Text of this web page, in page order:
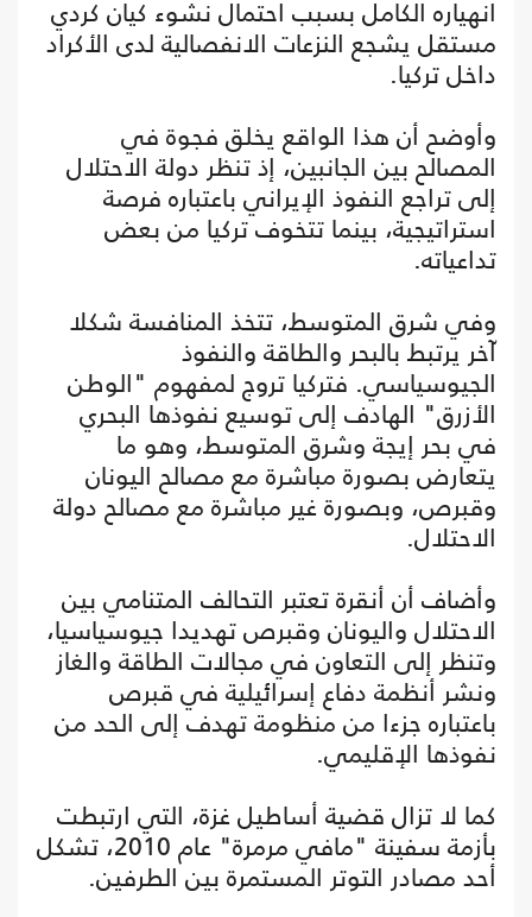
انهياره الكامل بسبب احتمال نشوء كيان كردي
مستقل يشجع النزعات الانفصالية لدى الأكراد
داخل تركيا.
وأوضح أن هذا الواقع يخلق فجوة في
المصالح بين الجانبين، إذ تنظر دولة الاحتلال
إلى تراجع النفوذ الإيراني باعتباره فرصة
استراتيجية، بينما تتخوف تركيا من بعض
تداعياته.
وفي شرق المتوسط، تتخذ المنافسة شكلا
آخر يرتبط بالبحر والطاقة والنفوذ
الجيوسياسي. فتركيا تروج لمفهوم "الوطن
الأزرق" الهادف إلى توسيع نفوذها البحري
في بحر إيجة وشرق المتوسط، وهو ما
يتعارض بصورة مباشرة مع مصالح اليونان
وقبرص، وبصورة غير مباشرة مع مصالح دولة
الاحتلال.
وأضاف أن أنقرة تعتبر التحالف المتنامي بين
الاحتلال واليونان وقبرص تهديدا جيوسياسيا،
وتنظر إلى التعاون في مجالات الطاقة والغاز
ونشر أنظمة دفاع إسرائيلية في قبرص
باعتباره جزءا من منظومة تهدف إلى الحد من
نفوذها الإقليمي.
كما لا تزال قضية أساطيل غزة، التي ارتبطت
بأزمة سفينة "مافي مرمرة" عام 2010، تشكل
أحد مصادر التوتر المستمرة بين الطرفين.